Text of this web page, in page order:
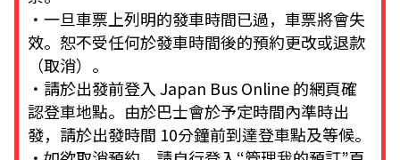
・一旦車票上列明的發車時間已過，車票將會失
效。恕不受任何於發車時間後的預約更改或退款
（取消）。
・請於出發前登入 Japan Bus Online 的網頁確
認登車地點。由於巴士會於予定時間內準時出
發，請於出發時間 10分鐘前到達登車點及等候。